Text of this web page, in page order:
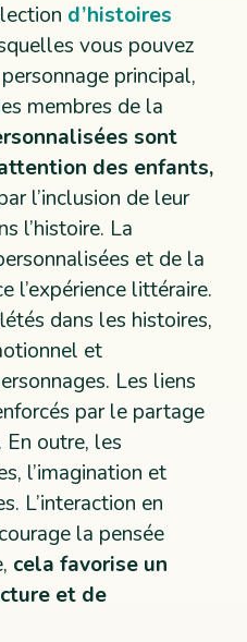
d’histoires
vous pouvez
principal,
membres de la
sont
des enfants,
l’inclusion de leur
l’histoire. La
et de la
l’expérience littéraire.
dans les histoires,
et
Les liens
par le partage
outre, les
l’imagination et
L’interaction en
la pensée
cela favorise un
et de